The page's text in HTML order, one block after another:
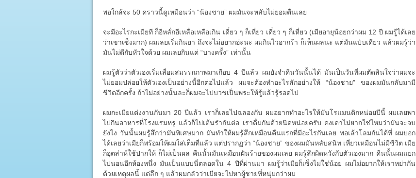
พอใกล้จะ 50 คราวนี้ดูเหมือนว่า “น้องชาย” ผมมันจะหลับไม่ยอมตื่นเลย
จะมีอะไรกะเมียที ก็อีหลั่กอีเหลื่อเหลือเกิน เดี๋ยว ๆ ก็เหี่ยว เดี๋ยว ๆ ก็เหี่ยว (เมียอายุน้อยกว่าผม 12 ปี ผมรู้ได้เลย
ว่าเขาเซ็งมาก) ผมเลยเริ่มกินยา ถึงจะไม่อยากอ่ะนะ ผมกินไวอากร้า ก็เห็นผลนะ แต่มันแป๋บเดียว แล้วผมรู้ว่า
มันไม่ดีกับหัวใจด้วย ผมเลยกินแค่ “บางครั้ง” เท่านั้น
ผมรู้ตัวว่าตัวเองเริ่มเสื่อมสมรรถภาพมาเกือบ 4 ปีแล้ว ผมยังจำคืนวันนั้นได้ มันเป็นวันที่ผมตัดสินใจว่าผมจะ
ไม่ยอมปล่อยให้ตัวเองเป็นอย่างนี้อีกต่อไปแล้ว ผมจะต้องทำอะไรสักอย่างให้ “น้องชาย” ของผมมันกลับมามี
ชีวิตอีกครั้ง ถ้าไม่อย่างนั้นละก็ผมจะไปบวชเป็นพระให้รู้แล้วรู้รอดไป
ผมกะเมียแต่งงานกันมา 20 ปีแล้ว เราก็เลยไปฉลองกัน ผมอยากทำอะไรให้มันโรแมนติกหน่อยปีนี้ ผมเลยพา
ไปกินอาหารที่โรงแรมหรู แล้วก็ไปเต้นรำกันต่อ เราดื่มกันด้วยนิดหน่อยครับ คงเดาไม่ยากใช่ไหมว่ามันจะจบ
ยังไง วันนั้นผมรู้สึกว่ามันพิเศษมาก มันทำให้ผมรู้สึกเหมือนคืนแรกที่มีอะไรกันเลย พอเล้าโลมกันได้ที่ ผมบอก
ได้เลยว่าเมียก็พร้อมให้ผมใส่เต็มที่แล้ว แต่ปรากฏว่า “น้องชาย” ของผมมันหลับสนิท เหี่ยวเหมือนไม่มีชีวิต เมีย
ก็อุตส่าห์ใช้ปากให้ ก็ไม่เป็นผล คืนนั้นมันเหมือนฝันร้ายของผมเลย ผมรู้สึกผิดหวังกับตัวเองมาก คืนนั้นผมแยก
ไปนอนอีกห้องหนึ่ง มันเป็นแบบนี่ตลอดใน 4 ปีที่ผ่านมา ผมรู้ว่าเมียก็เซ็งไม่ใช่น้อย ผมไม่อยากให้เราหย่ากัน
ด้วยเหตุผลนี้ แต่ลึก ๆ แล้วผมกลัวว่าเมียจะไปหาผู้ชายที่หนุ่มกว่าผม